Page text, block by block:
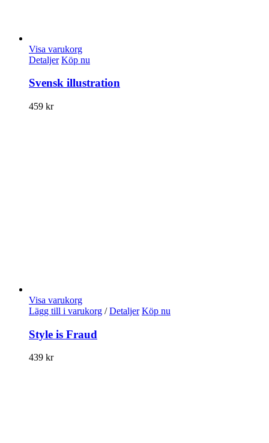
Visa varukorg
Detaljer Köp nu
Svensk illustration
459 kr
Visa varukorg
Lägg till i varukorg / Detaljer Köp nu
Style is Fraud
439 kr